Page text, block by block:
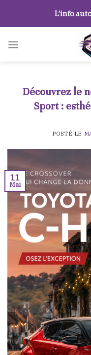
content
L’info
Découvrez le
Sport :
POSTÉ LE
11
Mai